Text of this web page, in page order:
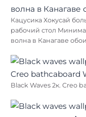
Кацусика Хокусай
рабочий стол
волна в Канагаве обои
Black Waves 2к. Creo